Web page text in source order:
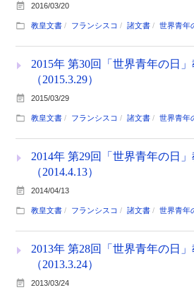
2016/03/20
教皇文書 フランシスコ 諸文書 世界青年
2015年 第30回「世界青年の日
（2015.3.29）
2015/03/29
教皇文書 フランシスコ 諸文書 世界青年
2014年 第29回「世界青年の日
（2014.4.13）
2014/04/13
教皇文書 フランシスコ 諸文書 世界青年
2013年 第28回「世界青年の日
（2013.3.24）
2013/03/24